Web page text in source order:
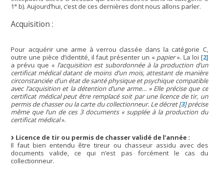
1° b). Aujourd’hui, c’est de ces dernières dont nous allons parler.
Acquisition :
Pour acquérir une arme à verrou classée dans la catégorie C,
outre une pièce d’identité, il faut présenter un « papier». La loi [2]
a prévu que « l’acquisition est subordonnée à la production d’un
certificat médical datant de moins d’un mois, attestant de manière
circonstanciée d’un état de santé physique et psychique compatible
avec l’acquisition et la détention d’une arme… » Elle précise que ce
certificat médical peut être remplacé soit par une licence de tir, un
permis de chasser ou la carte du collectionneur. Le décret[3]précise
même que l’un de ces 3 documents « supplée à la production du
certificat médical».
Licence de tir ou permis de chasser validé de l’année :
Il faut bien entendu être tireur ou chasseur assidu avec des
documents valide, ce qui n’est pas forcément le cas du
collectionneur.